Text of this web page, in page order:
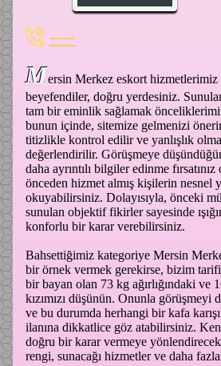
----
Mersin Merkez eskort hizmetlerimiz
beyefendiler, doğru yerdesiniz.
tam bir eminlik sağlamak
bunun içinde, sitemize gelmenizi
titizlikle kontrol edilir ve yanlışlık
değerlendirilir. Görüşmeye
daha ayrıntılı bilgiler edinme
önceden hizmet almış kişilerin nesnel
okuyabilirsiniz. Dolayısıyla, önceki
sunulan objektif fikirler sayesinde
konforlu bir karar verebilirsiniz.
Bahsettiğimiz kategoriye Mersin
bir örnek vermek gerekirse, bizim
bir bayan olan 73 kg ağırlığındaki ve
kızımızı düşünün. Onunla
ve bu durumda herhangi bir kafa
ilanına dikkatlice göz atabilirsiniz.
doğru bir karar vermeye
rengi, sunacağı hizmetler ve daha